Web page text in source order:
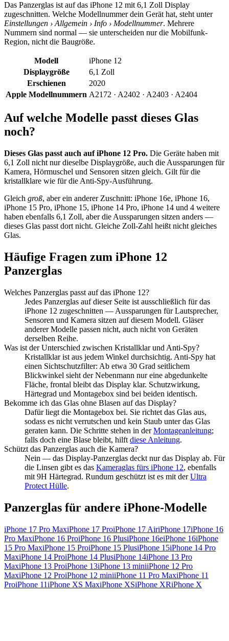
Das Panzerglas ist auf das iPhone 12 mit6,1 Zoll Display
zugeschnitten. Welche Modellnummer dein Gerät hat, steht unter
Einstellungen › Allgemein › Info › Modellnummer. Mehrere
Nummern sind normal — sie unterscheiden nur die Mobilfunk-
Region, nicht die Baugröße.
Modell
iPhone 12
Displaygröße
6,1 Zoll
Erschienen
2020
Apple Modellnummern A2172 · A2402 · A2403 · A2404
Auf welche Modelle passt dieses Glas
noch?
Dieses Glas passt auch auf iPhone 12 Pro. Die Geräte haben mit
6,1 Zoll nicht nur dieselbe Displaygröße, auch die Aussparungen für
Kamera, Hörmuschel und Sensoren sitzen gleich. Gilt für die
kristallklare wie für die Anti-Spy-Ausführung.
Gleich groß, aber ein anderer Zuschnitt: iPhone 16e, iPhone 16,
iPhone 15 Pro, iPhone 15, iPhone 14 Pro, iPhone 14 und 4 weitere
haben ebenfalls 6,1 Zoll, aber die Aussparungen sitzen anders —
dieses Glas passt dort nicht. Gleiche Zoll-Zahl heißt nicht gleiches
Glas.
Häufige Fragen zum iPhone 12
Panzerglas
Welches Panzerglas passt auf das iPhone 12?
Jedes Panzerglas auf dieser Seite ist ausschließlich für das
iPhone 12 zugeschnitten — Aussparungen für Lautsprecher,
Sensoren und Kamera sitzen auf diesem Modell. Gläser
anderer Modelle passen nicht, auch nicht von Geräten
derselben Reihe.
Was ist der Unterschied zwischen Kristallklar und Anti-Spy?
Kristallklar ist aus jedem Winkel durchsichtig. Anti-Spy hat
einen Sichtschutzfilter: Ab etwa 30 Grad seitlichem
Blickwinkel sieht der Nebenmann nur eine abgedunkelte
Fläche, frontal bleibt das Display klar. Schutzwirkung,
Härtegrad und Montagebox sind bei beiden identisch.
Bekomme ich das Glas ohne Blasen auf das Display?
Dafür liegt die Montagebox bei. Sie richtet das Glas aus,
sodass es nicht verrutschen und kein Staub unter das Glas
geraten kann. Die Schritte stehen in der Montageanleitung;
falls doch eine Blase bleibt, hilft diese Anleitung.
Schützt das Panzerglas auch die Kamera?
Nein — das Display-Panzerglas deckt nur das Display ab. Für
die Linsen gibt es das Kameraglas fürs iPhone 12, ebenfalls
mit 9H Härtegrad. Rundum geschützt ist es mit der Ultra
Protect Hülle.
Panzerglas für andere iPhone-Modelle
iPhone 17 Pro MaxiPhone 17 ProiPhone 17 AiriPhone 17iPhone 16
Pro MaxiPhone 16 ProiPhone 16 PlusiPhone 16eiPhone 16iPhone
15 Pro MaxiPhone 15 ProiPhone 15 PlusiPhone 15iPhone 14 Pro
MaxiPhone 14 ProiPhone 14 PlusiPhone 14iPhone 13 Pro
MaxiPhone 13 ProiPhone 13iPhone 13 miniiPhone 12 Pro
MaxiPhone 12 ProiPhone 12 miniiPhone 11 Pro MaxiPhone 11
ProiPhone 11iPhone XS MaxiPhone XSiPhone XRiPhone X